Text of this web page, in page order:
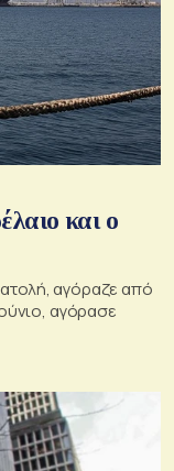
και ο
αγόραζε από
αγόρασε